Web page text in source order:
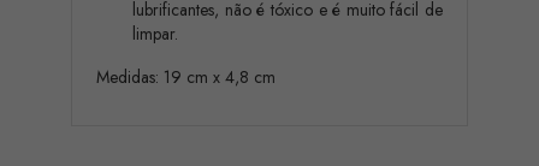
lubrificantes, não é tóxico e é muito fácil de
limpar.
Medidas: 19 cm x 4,8 cm